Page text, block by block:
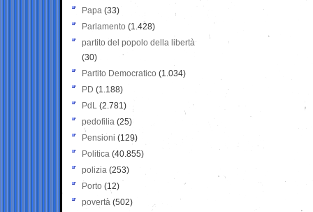
Papa (33)
Parlamento (1.428)
partito del popolo della libertà
(30)
Partito Democratico (1.034)
PD (1.188)
PdL (2.781)
pedofilia (25)
Pensioni (129)
Politica (40.855)
polizia (253)
Porto (12)
povertà (502)